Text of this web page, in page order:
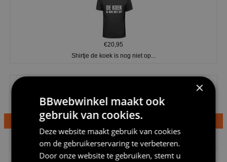
€20,95
Shirtje de koek is nog niet op...
€24,95
Dames v hals t-shirt prinses v...
×
BBwebwinkel maakt ook
gebruik van cookies.
Deze website maakt gebruik van cookies
om de gebruikerservaring te verbeteren.
Door onze website te gebruiken, stemt u